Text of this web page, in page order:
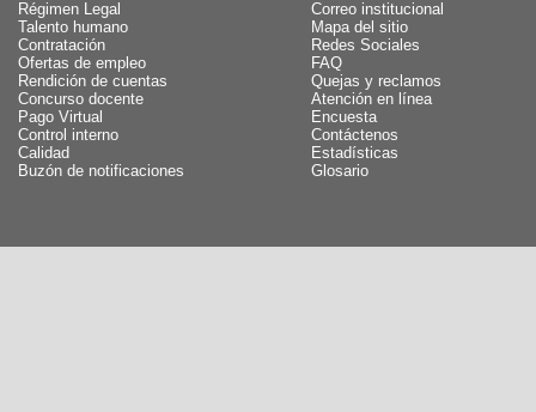
Régimen Legal
Talento humano
Contratación
Ofertas de empleo
Rendición de cuentas
Concurso docente
Pago Virtual
Control interno
Calidad
Buzón de notificaciones
Correo institucional
Mapa del sitio
Redes Sociales
FAQ
Quejas y reclamos
Atención en línea
Encuesta
Contáctenos
Estadísticas
Glosario